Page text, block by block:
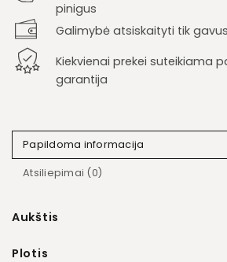
pinigus
Galimybė atsiskaityti tik
Kiekvienai prekei suteikiama
garantija
Papildoma informacija
Atsiliepimai (0)
Aukštis
Plotis